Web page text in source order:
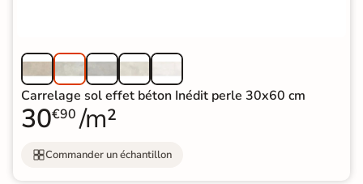
Carrelage sol effet béton Inédit perle 30x60 cm
30€90 /m²
Commander un échantillon